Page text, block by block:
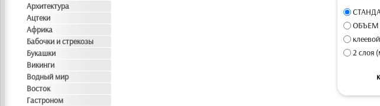
Архитектура
Ацтеки
Африка
Бабочки и стрекозы
Букашки
Викинги
Водный мир
Восток
Гастроном
ОБЪЕМ
2 слоя